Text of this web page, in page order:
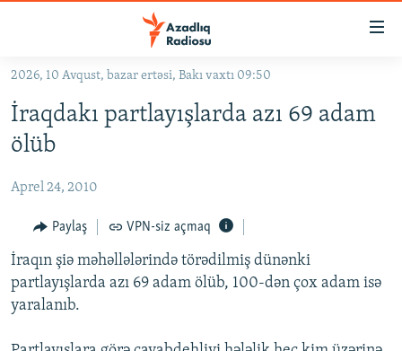
Əsas
qayıt
Əsas
qayıt
#İZAHLA
#ƏSLINDƏ
FƏRQƏ BAX
QANUNI DOĞRU
ARAŞDIRMA
2026, 10 Avqust, bazar ertəsi, Bakı vaxtı 09:50
İraqdakı partlayışlarda azı 69 adam
ölüb
Aprel 24, 2010
Paylaş VPN-siz açmaq
İraqın şiə məhəllələrində törədilmiş dünənki
partlayışlarda azı 69 adam ölüb, 100-dən çox adam isə
yaralanıb.